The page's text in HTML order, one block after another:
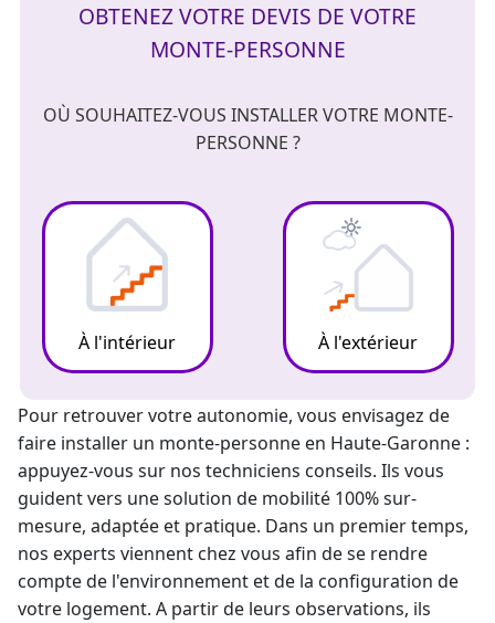
OBTENEZ VOTRE DEVIS DE VOTRE
MONTE-PERSONNE
OÙ SOUHAITEZ-VOUS INSTALLER VOTRE MONTE-
PERSONNE ?
À l'intérieur À l'extérieur
Pour retrouver votre autonomie, vous envisagez de
faire installer un monte-personne en Haute-Garonne :
appuyez-vous sur nos techniciens conseils. Ils vous
guident vers une solution de mobilité 100% sur-
mesure, adaptée et pratique. Dans un premier temps,
nos experts viennent chez vous afin de se rendre
compte de l'environnement et de la configuration de
votre logement. A partir de leurs observations, ils